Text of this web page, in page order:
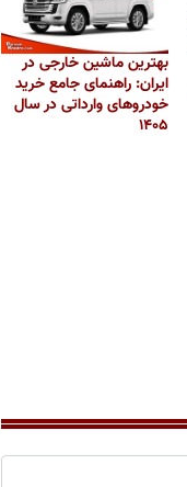
بهترین ماشین خارجی در
ایران: راهنمای جامع خرید
خودروهای وارداتی در سال
۱۴۰۵